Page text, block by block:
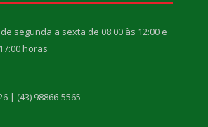
segunda a sexta de 08:00 às 12:00 e
horas
| (43) 98866-5565